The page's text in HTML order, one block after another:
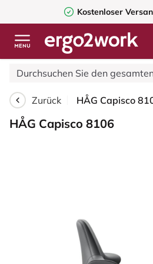
Kostenloser
Zurück
HÅG Capisco 8106